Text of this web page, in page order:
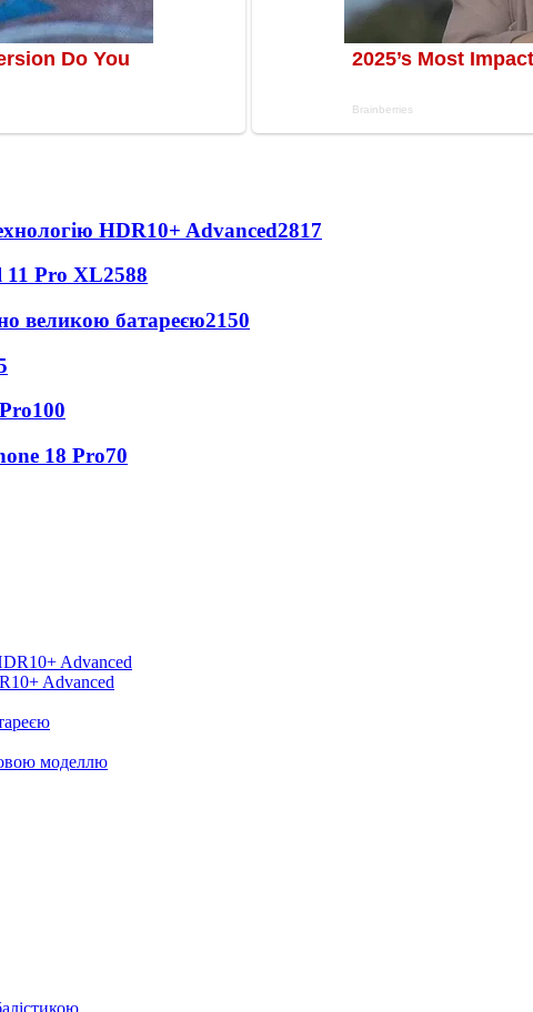
HDR10+ Advanced2817
11 Pro XL2588
великою батареєю2150
100
18 Pro70
Advanced
моделлю